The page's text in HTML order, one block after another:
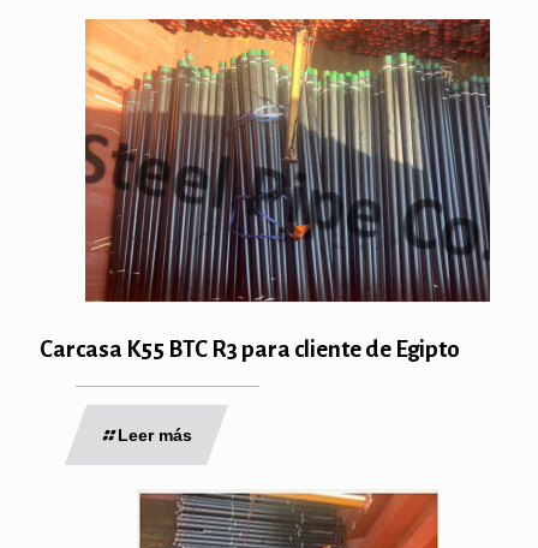
Carcasa K55 BTC R3 para cliente de Egipto
Leer más